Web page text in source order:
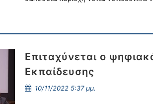
Επιταχύνεται ο
Εκπαίδευσης
10/11/2022 5:37 μμ.